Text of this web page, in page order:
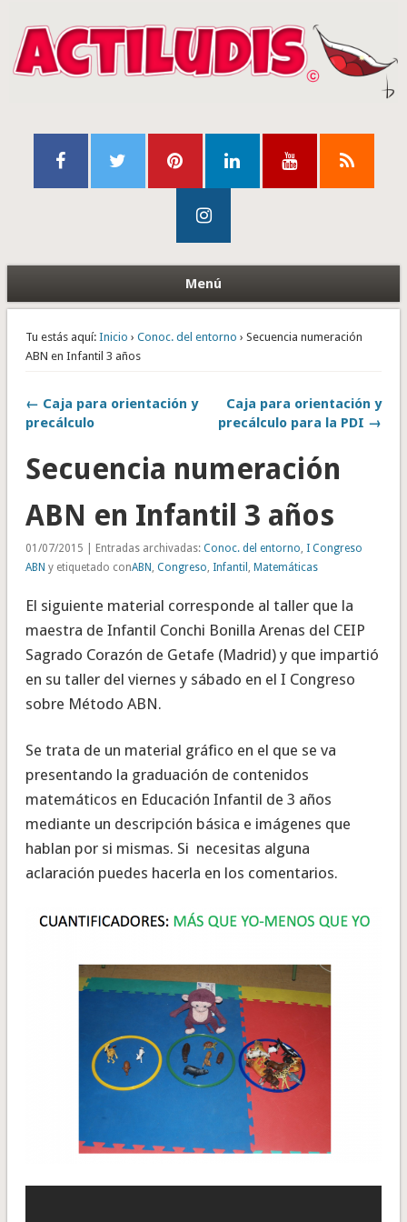
Menú
Tu estás aquí: Inicio › Conoc. del entorno › Secuencia numeración
ABN en Infantil 3 años
← Caja para orientación y
precálculo
Caja para orientación y
precálculo para la PDI →
Secuencia numeración
ABN en Infantil 3 años
01/07/2015 | Entradas archivadas: Conoc. del entorno, I Congreso
ABN y etiquetado conABN , Congreso, Infantil , Matemáticas
El siguiente material corresponde al taller que la
maestra de Infantil Conchi Bonilla Arenas del CEIP
Sagrado Corazón de Getafe (Madrid) y que impartió
en su taller del viernes y sábado en el I Congreso
sobre Método ABN.
Se trata de un material gráfico en el que se va
presentando la graduación de contenidos
matemáticos en Educación Infantil de 3 años
mediante un descripción básica e imágenes que
hablan por si mismas. Si necesitas alguna
aclaración puedes hacerla en los comentarios.